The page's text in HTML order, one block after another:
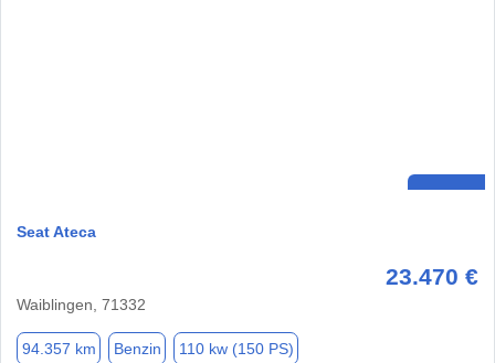
Seat Ateca
23.470 €
Waiblingen, 71332
94.357 km Benzin 110 kw (150 PS)